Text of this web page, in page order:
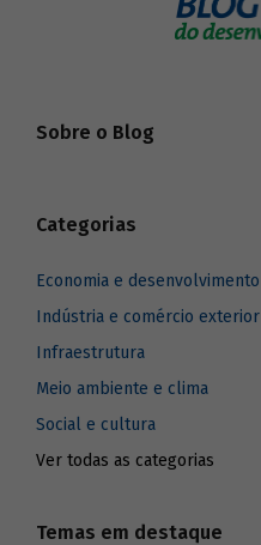
Sobre o Blog
Categorias
Economia e desenvolvimento
Indústria e comércio exterior
Infraestrutura
Meio ambiente e clima
Social e cultura
Ver todas as categorias
Temas em destaque